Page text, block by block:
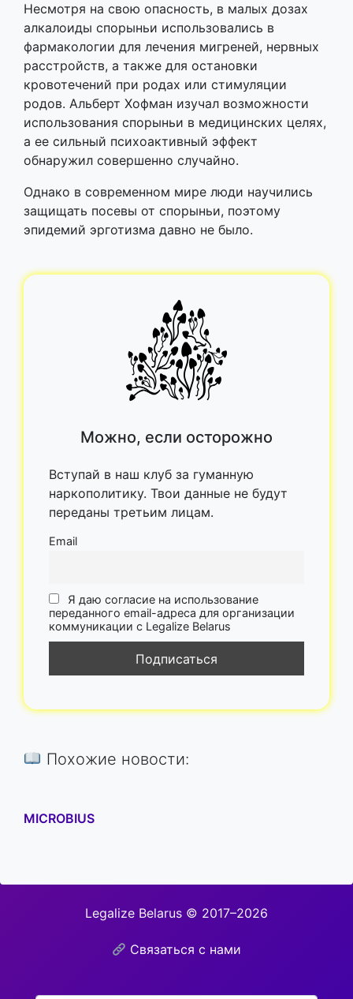
Несмотря на свою опасность, в малых дозах
алкалоиды спорыньи использовались в
фармакологии для лечения мигреней, нервных
расстройств, а также для остановки
кровотечений при родах или стимуляции
родов. Альберт Хофман изучал возможности
использования спорыньи в медицинских целях,
а ее сильный психоактивный эффект
обнаружил совершенно случайно.
Однако в современном мире люди научились
защищать посевы от спорыньи, поэтому
эпидемий эрготизма давно не было.
Можно, если осторожно
Вступай в наш клуб за гуманную
наркополитику. Твои данные не будут
переданы третьим лицам.
Email
Я даю согласие на использование
переданного email-адреса для организации
коммуникации с Legalize Belarus
Похожие новости:
MICROBIUS
Legalize Belarus © 2017–2026
Связаться с нами